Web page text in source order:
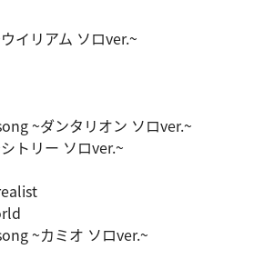
イリアム ソロver.~
~ダンタリオン ソロver.~
トリー ソロver.~
~カミオ ソロver.~